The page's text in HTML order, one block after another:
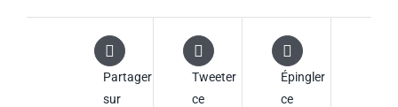
Partager
sur
Tweeter
ce
Épingler
ce